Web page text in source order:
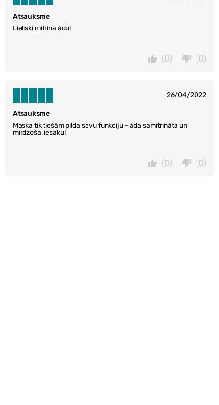
Atsauksme
Lieliski mitrina ādu!
(0)
(0)
26/04/2022
Atsauksme
Maska tik tiešām pilda savu funkciju - āda samitrināta un
mirdzoša, iesaku!
(0)
(0)